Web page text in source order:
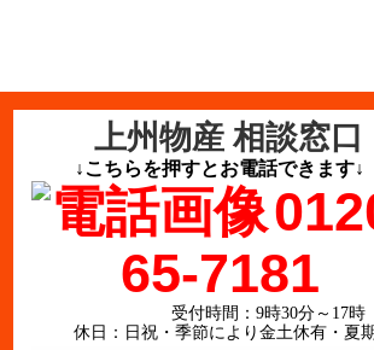
上州物産 相談窓口
↓こちらを押すとお電話できます↓
65-7181
受付時間：9時30分～17時
休日：日祝・季節により金土休有・夏